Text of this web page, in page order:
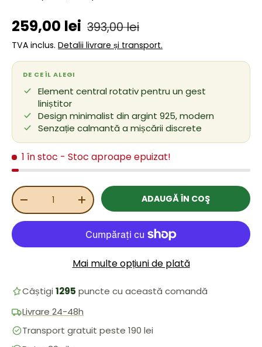
Preț de vânzare
259,00 lei Preț obișnuit
393,00 lei
TVA inclus. Detalii livrare și transport.
DE CE ÎL ALEGI
Element central rotativ pentru un gest
liniștitor
Design minimalist din argint 925, modern
Senzație calmantă a mișcării discrete
1 în stoc - Stoc aproape epuizat!
Cant.
REDUCEȚI CANTITATEAMĂRIȚI CANTITATEAADAUGĂ ÎN COŞ
Mai multe opțiuni de plată
Câștigi 1295 puncte cu această comandă
Livrare 24-48h
Transport gratuit peste 190 lei